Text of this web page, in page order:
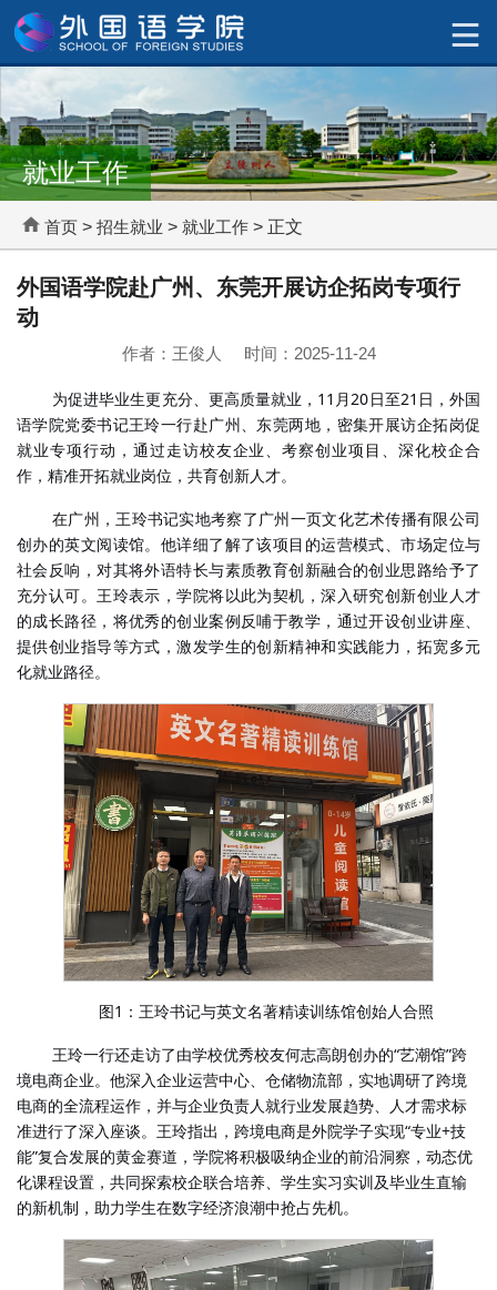
就业工作
首页 > 招生就业 > 就业工作 > 正文
外国语学院赴广州、东莞开展访企拓岗专项行
动
作者：王俊人 时间：2025-11-24
为促进毕业生更充分、更高质量就业， 11 月20日至21 日，外国
语学院党委书记王玲一行赴广州、东莞两地，密集开展访企拓岗促
就业专项行动，通过走访校友企业、考察创业项目、深化校企合
作，精准开拓就业岗位，共育创新人才。
在广州，王玲书记实地考察了广州一页文化艺术传播有限公司
创办的英文阅读馆。
他详细了解了该项目的运营模式、市场定位与
社会反响，对其将外语特长与素质教育创新融合的创业思路给予了
充分认可。王玲表示，学院将以此为契机，深入研究创新创业人才
的成长路径，将优秀的创业案例反哺于教学，通过开设创业讲座、
提供创业指导等方式，激发学生的创新精神和实践能力，拓宽多元
化就业路径。
图 1 ：王玲书记与英文名著精读训练馆创始人合照
王玲一行还走访了由学校优秀校友何志高朗创办的“艺潮馆”跨
境电商企业。 他深入企业运营中心、仓储物流部，实地调研了跨境
电商的全流程运作，并与企业负责人就行业发展趋势、人才需求标
准进行了深入座谈。王玲指出，跨境电商是外院学子实现“专业+技
能”复合发展的黄金赛道，学院将积极吸纳企业的前沿洞察，动态优
化课程设置，共同探索校企联合培养、学生实习实训及毕业生直输
的新机制，助力学生在数字经济浪潮中抢占先机。